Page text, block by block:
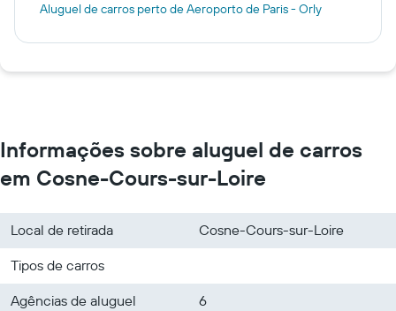
Aluguel de carros perto de Aeroporto de Paris - Orly
Informações sobre aluguel de carros
em Cosne-Cours-sur-Loire
Local de retirada
Cosne-Cours-sur-Loire
Tipos de carros
Agências de aluguel
6